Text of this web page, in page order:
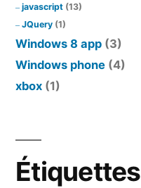
javascript (13)
JQuery (1)
Windows 8 app (3)
Windows phone (4)
xbox (1)
Étiquettes